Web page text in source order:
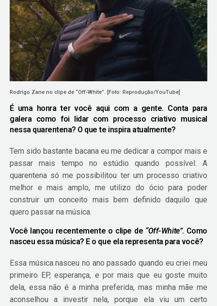
Rodrigo Zane no clipe de “Off-White”. [Foto: Reprodução/YouTube]
É uma honra ter você aqui com a gente. Conta para
galera como foi lidar com processo criativo musical
nessa quarentena? O que te inspira atualmente?
Tem sido bastante bacana eu me dedicar a compor mais e
passar mais tempo no estúdio quando possível. A
quarentena só me possibilitou ter um processo criativo
melhor e mais amplo, me utilizo do ócio para poder
construir um conceito mais bem definido daquilo que
quero passar na música.
Você lançou recentemente o clipe de “Off-White”. Como
nasceu essa música? E o que ela representa para você?
Essa música nasceu no ano passado quando eu criei meu
primeiro EP, esperança, e por mais que eu goste muito
dela, essa não é a minha preferida, mas minha mãe me
aconselhou a investir nela, porque ela viu um certo